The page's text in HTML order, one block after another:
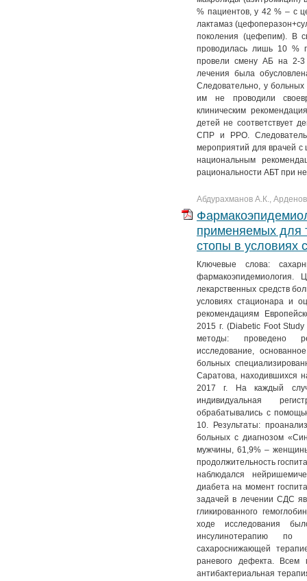
% пациентов, у 42 % – с
лактамаз
поколения (цефепим). В
проводилась лишь 10 %
провели смену АБ на 2-
лечения была
Следовательно, у
им не проводили
клиническим
детей не соответствует
СПР и РРО.
мероприятий для врачей
национальным
рациональности АБТ при
Абдурахманов А.К.,
применяемых для
стопы в условиях
Ключевые слова:
фармакоэпидемиология.
лекарственных средств
условиях стационара и
рекомендациям
2015 г. (Diabetic Foot
методы: проведено
исследование,
больных
Саратова, находившихся
2017 г. На каждый
индивидуальная
обрабатывались с
10. Результаты:
больных с диагнозом
мужчины, 61,9% –
продолжительность
наблюдался
диабета на момент
задачей в лечении СДС
гликированного
ходе исследования
инсулинотерапию по
сахароснижающей
раневого дефекта. Всем
антибактериальная